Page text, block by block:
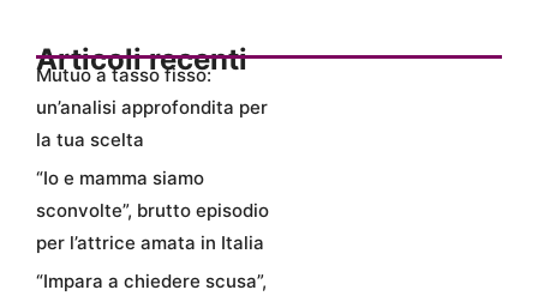
Articoli recenti
Mutuo a tasso fisso:
un’analisi approfondita per
la tua scelta
“Io e mamma siamo
sconvolte”, brutto episodio
per l’attrice amata in Italia
“Impara a chiedere scusa”,